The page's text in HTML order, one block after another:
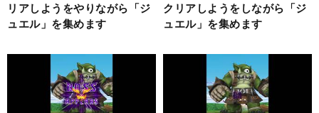
リアしようをやりながら「ジ
ュエル」を集めます
クリアしようをしながら「ジ
ュエル」を集めます